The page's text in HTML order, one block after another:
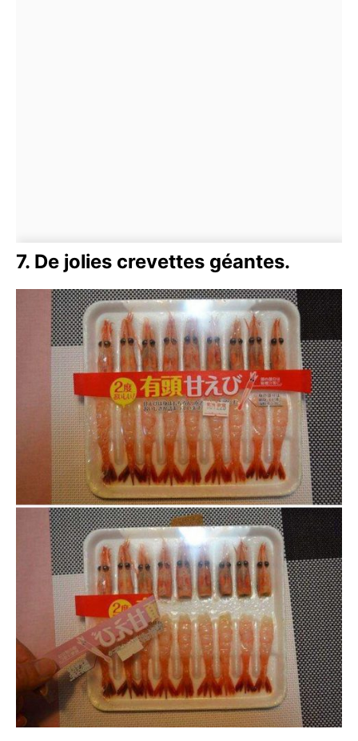
7. De jolies crevettes géantes.